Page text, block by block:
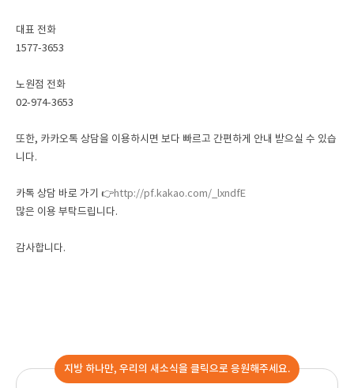
대표 전화
1577-3653
노원점 전화
02-974-3653
또한, 카카오톡 상담을 이용하시면 보다 빠르고 간편하게 안내 받으실 수 있습
니다.
카톡 상담 바로 가기 👉http://pf.kakao.com/_lxndfE
많은 이용 부탁드립니다.
감사합니다.
지방 하나만, 우리의 새소식을 클릭으로 응원해주세요.